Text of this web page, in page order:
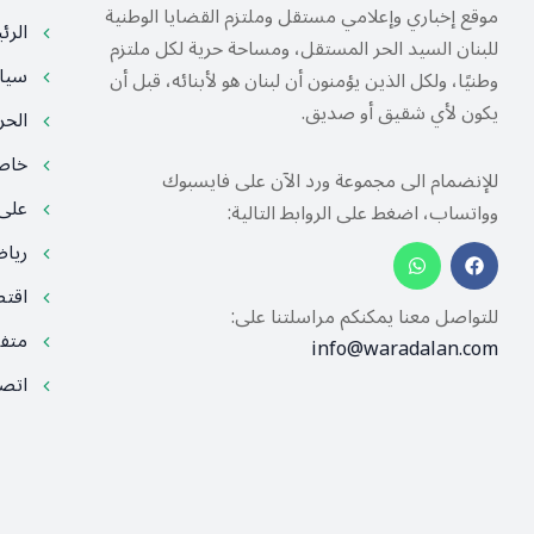
موقع إخباري وإعلامي مستقل وملتزم القضايا الوطنية
للبنان السيد الحر المستقل، ومساحة حرية لكل ملتزم
وطنيًا، ولكل الذين يؤمنون أن لبنان هو لأبنائه، قبل أن
يكون لأي شقيق أو صديق.
للإنضمام الى مجموعة ورد الآن على فايسبوك
وواتساب، اضغط على الروابط التالية:
للتواصل معنا يمكنكم مراسلتنا على:
info@waradalan.com